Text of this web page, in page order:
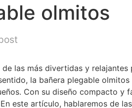
olmitos
las más divertidas y
la bañera plegable
Con su diseño compacto y
este artículo, hablaremos de